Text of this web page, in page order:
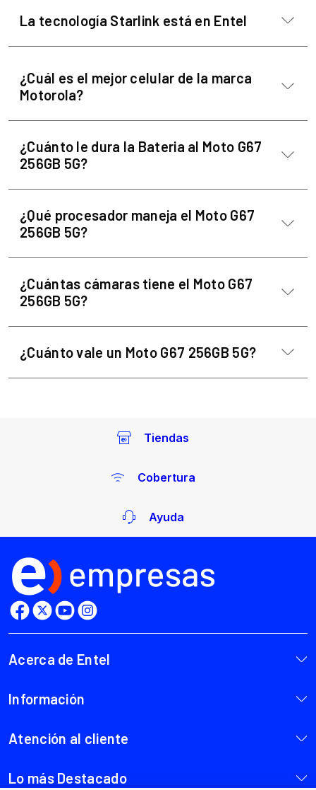
La tecnología Starlink está en Entel
¿Cuál es el mejor celular de la marca
Motorola?
¿Cuánto le dura la Bateria al Moto G67
256GB 5G?
¿Qué procesador maneja el Moto G67
256GB 5G?
¿Cuántas cámaras tiene el Moto G67
256GB 5G?
¿Cuánto vale un Moto G67 256GB 5G?
Tiendas
Cobertura
Ayuda